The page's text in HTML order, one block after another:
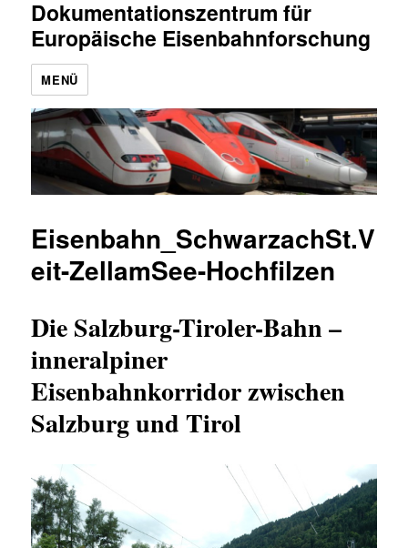
Dokumentationszentrum für
Europäische Eisenbahnforschung
MENÜ
Eisenbahn_SchwarzachSt.V
eit-ZellamSee-Hochfilzen
Die Salzburg-Tiroler-Bahn –
inneralpiner
Eisenbahnkorridor zwischen
Salzburg und Tirol